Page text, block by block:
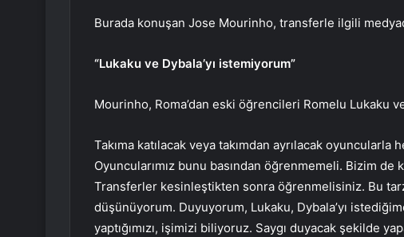
Burada konuşan Jose Mourinho, transferle ilgili
“Lukaku ve Dybala’yı istemiyorum”
Mourinho, Roma’dan eski öğrencileri Romelu Lukaku
Takıma katılacak veya takımdan ayrılacak oyuncularla
Oyuncularımız bunu basından öğrenmemeli. Bizim de
Transferler kesinleştikten sonra öğrenmelisiniz. Bu
düşünüyorum. Duyuyorum, Lukaku, Dybala’yı
yaptığımızı, işimizi biliyoruz. Saygı duyacak şekilde